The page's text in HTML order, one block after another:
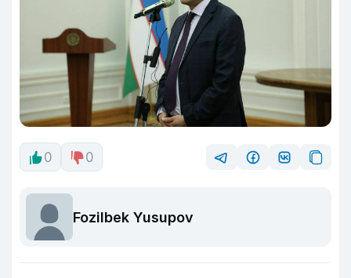
0 0
Fozilbek Yusupov